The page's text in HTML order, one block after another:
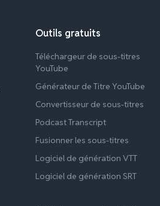
Outils gratuits
Téléchargeur de sous-titres
YouTube
Générateur de Titre YouTube
Convertisseur de sous-titres
Podcast Transcript
Fusionner les sous-titres
Logiciel de génération VTT
Logiciel de génération SRT